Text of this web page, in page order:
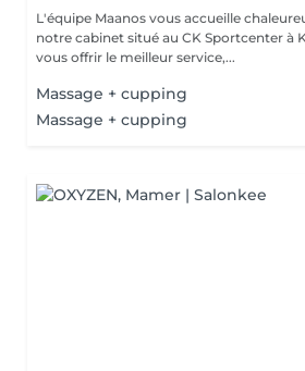
L'équipe Maanos vous accueille
notre cabinet situé au CK Sportcenter à
vous offrir le meilleur service,...
Massage + cupping
Massage + cupping